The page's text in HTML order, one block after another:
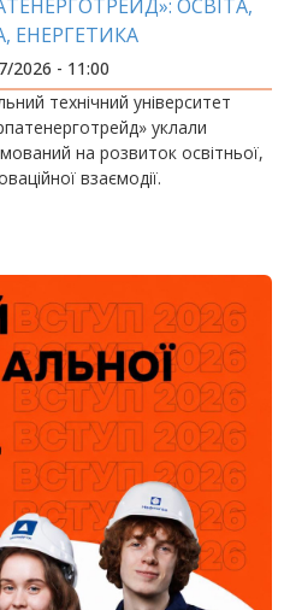
ОСВІТА,
ЕНЕРГЕТИКА
2026 - 11:00
технічний університет
уклали
на розвиток освітньої,
взаємодії.